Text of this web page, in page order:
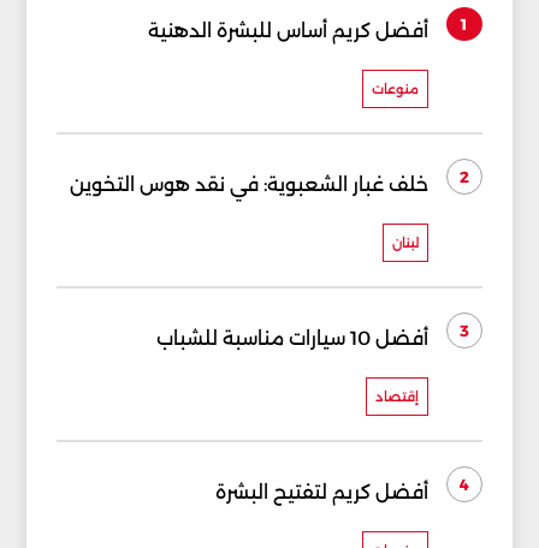
1 أفضل كريم أساس للبشرة الدهنية
منوعات
2 خلف غبار الشعبوية: في نقد هوس التخوين
لبنان
3 أفضل 10 سيارات مناسبة للشباب
إقتصاد
4 أفضل كريم لتفتيح البشرة